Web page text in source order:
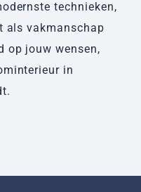
technieken,
als vakmanschap
op jouw wensen,
in